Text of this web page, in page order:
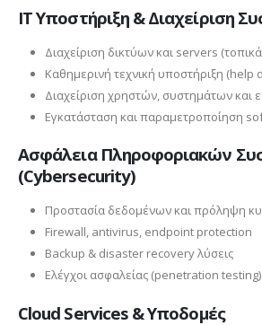
IT Υποστήριξη & Διαχείριση
Διαχείριση δικτύων και servers
Καθημερινή τεχνική υποστήριξη (help
Διαχείριση χρηστών, συστημάτων και
Εγκατάσταση και παραμετροποίηση
Ασφάλεια Πληροφοριακών
(Cybersecurity)
Προστασία δεδομένων και πρόληψη
Firewall, antivirus, endpoint protection
Backup & disaster recovery λύσεις
Ελέγχοι ασφαλείας (penetration testing)
Cloud Services & Υποδομές